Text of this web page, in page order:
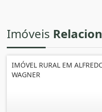
Imóveis
IMÓVEL RURAL EM
WAGNER